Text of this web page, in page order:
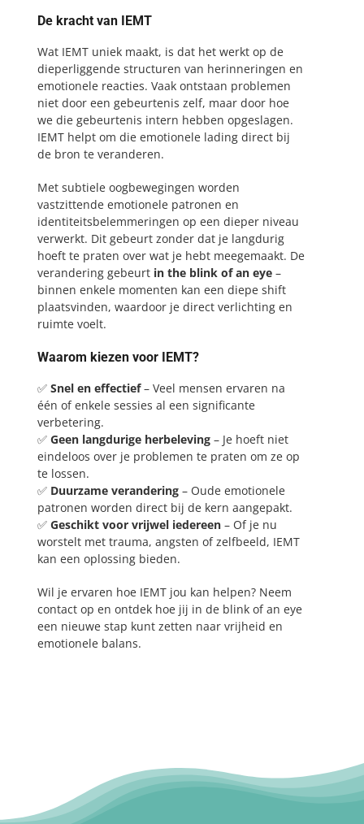
De kracht van IEMT
Wat IEMT uniek maakt, is dat het werkt op de
dieperliggende structuren van herinneringen en
emotionele reacties. Vaak ontstaan problemen
niet door een gebeurtenis zelf, maar door hoe
we die gebeurtenis intern hebben opgeslagen.
IEMT helpt om die emotionele lading direct bij
de bron te veranderen.
Met subtiele oogbewegingen worden
vastzittende emotionele patronen en
identiteitsbelemmeringen op een dieper niveau
verwerkt. Dit gebeurt zonder dat je langdurig
hoeft te praten over wat je hebt meegemaakt. De
verandering gebeurt in the blink of an eye–
binnen enkele momenten kan een diepe shift
plaatsvinden, waardoor je direct verlichting en
ruimte voelt.
Waarom kiezen voor IEMT?
✅ Snel en effectief– Veel mensen ervaren na
één of enkele sessies al een significante
verbetering.
✅ Geen langdurige herbeleving– Je hoeft niet
eindeloos over je problemen te praten om ze op
te lossen.
✅ Duurzame verandering– Oude emotionele
patronen worden direct bij de kern aangepakt.
✅ Geschikt voor vrijwel iedereen– Of je nu
worstelt met trauma, angsten of zelfbeeld, IEMT
kan een oplossing bieden.
Wil je ervaren hoe IEMT jou kan helpen? Neem
contact op en ontdek hoe jij in de blink of an eye
een nieuwe stap kunt zetten naar vrijheid en
emotionele balans.